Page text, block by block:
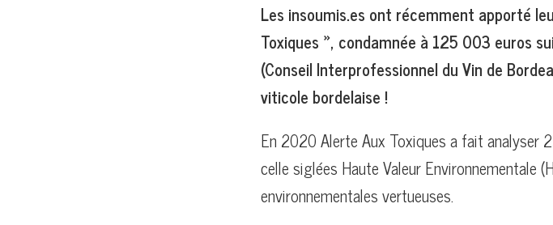
Les insoumis.es ont récemment apporté
Toxiques », condamnée à 125 003 euros
(Conseil Interprofessionnel du Vin de
viticole bordelaise !
En 2020 Alerte Aux Toxiques a fait analyser
celle siglées Haute Valeur Environnementale
environnementales vertueuses.